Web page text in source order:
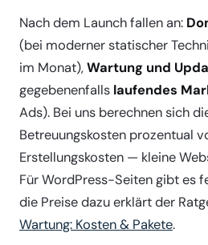
Nach dem Launch fallen an:
(bei moderner statischer
im Monat),Wartung und
gegebenenfalls laufendes
Ads). Bei uns berechnen sich
Betreuungskosten prozentual
Erstellungskosten — kleine
Für WordPress-Seiten gibt es
die Preise dazu erklärt der
Wartung: Kosten & Pakete.